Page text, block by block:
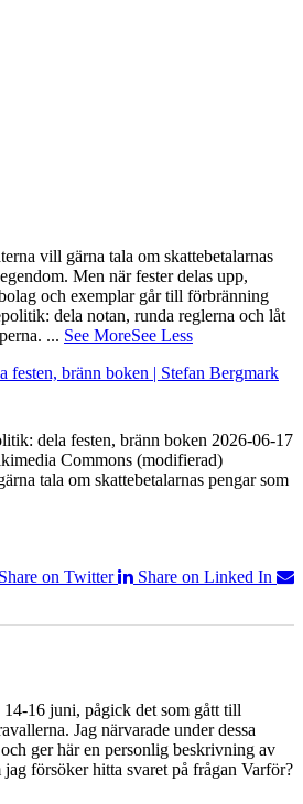
vill gärna tala om skattebetalarnas
Men när fester delas upp,
och exemplar går till förbränning
dela notan, runda reglerna och låt
... See MoreSee Less
festen, bränn boken | Stefan Bergmark
dela festen, bränn boken 2026-06-17
Commons (modifierad)
tala om skattebetalarnas pengar som
Share on Twitter
Share on Linked In
16 juni, pågick det som gått till
Jag närvarade under dessa
ger här en personlig beskrivning av
jag försöker hitta svaret på frågan Varför?